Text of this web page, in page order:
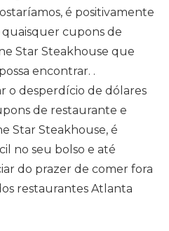
é positivamente
cupons de
Star Steakhouse que
encontrar. .
o desperdício de dólares
de restaurante e
Star Steakhouse, é
no seu bolso e até
do prazer de comer fora
restaurantes Atlanta